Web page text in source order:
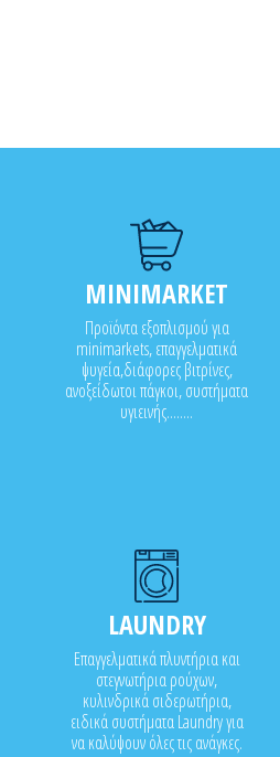
MINIMARKET
Προϊόντα εξοπλισμού για
minimarkets, επαγγελματικά
ψυγεία,διάφορες βιτρίνες,
ανοξείδωτοι πάγκοι, συστήματα
υγιεινής........
LAUNDRY
Επαγγελματικά πλυντήρια και
στεγνωτήρια ρούχων,
κυλινδρικά σιδερωτήρια,
ειδικά συστήματα Laundry για
να καλύψουν όλες τις ανάγκες.